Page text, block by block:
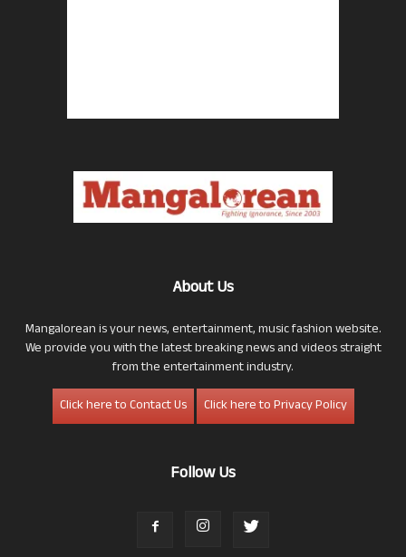
About Us
Mangalorean is your news, entertainment, music fashion website.
We provide you with the latest breaking news and videos straight
from the entertainment industry.
Click here to Contact Us
Click here to Privacy Policy
Follow Us